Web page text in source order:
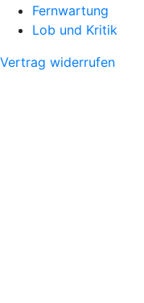
Fernwartung
Lob und Kritik
Vertrag widerrufen